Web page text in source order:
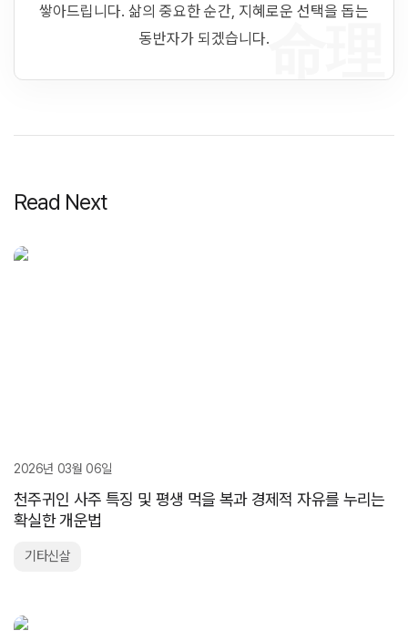
命理
쌓아드립니다. 삶의 중요한 순간, 지혜로운 선택을 돕는
동반자가 되겠습니다.
Read Next
2026년 03월 06일
천주귀인 사주 특징 및 평생 먹을 복과 경제적 자유를 누리는
확실한 개운법
기타신살